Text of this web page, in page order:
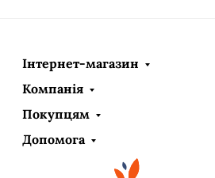
Інтернет-магазин
Компанія
Покупцям
Допомога